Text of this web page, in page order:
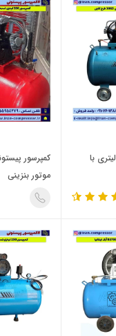
کمپرسور پیستونی 350 لیتری با
موتور بنزینی